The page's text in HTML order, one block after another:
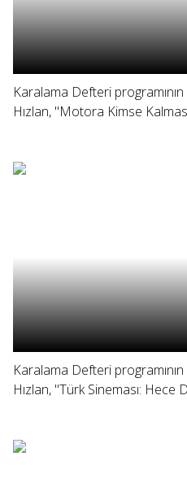
Karalama Defteri
Hızlan, "Motora Kimse
Karalama Defteri
Hızlan, "Türk Sineması: Hece